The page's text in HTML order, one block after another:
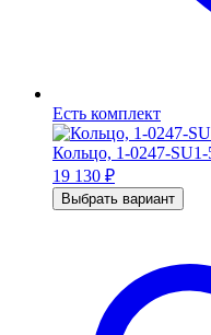
Есть комплект
Кольцо, 1-0247-
19 130 ₽
Выбрать вариант